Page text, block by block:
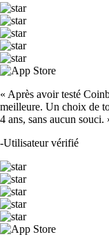
« Après avoir testé
meilleure. Un choix de
4 ans, sans aucun souci.
-Utilisateur vérifié